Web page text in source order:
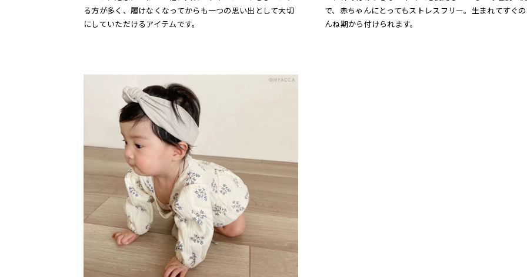
る方が多く、履けなくなってからも一つの思い出として大切
にしていただけるアイテムです。
で、赤ちゃんにとってもストレスフリー。生まれてすぐ
んね期から付けられます。